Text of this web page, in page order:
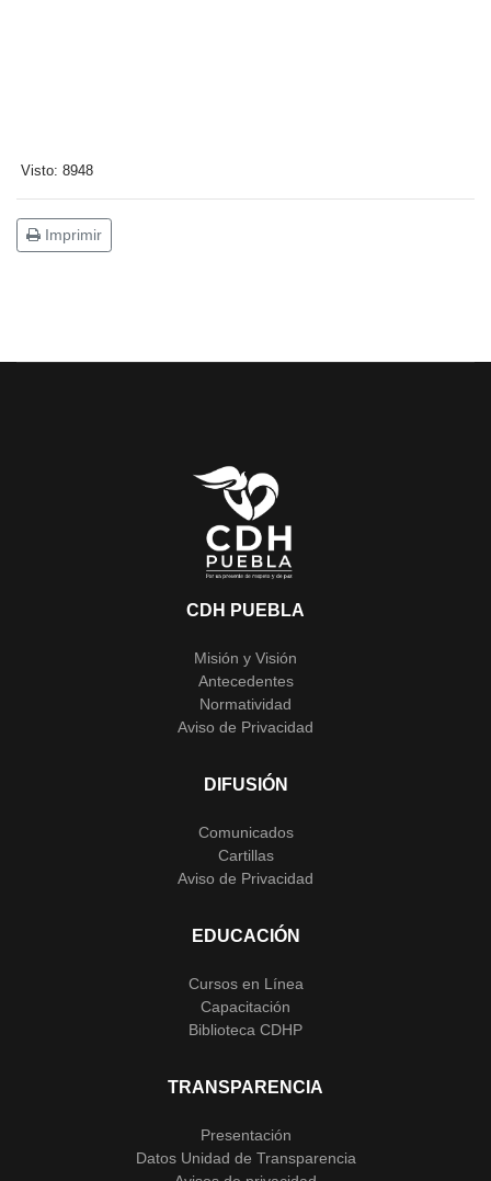
Visto: 8948
Imprimir
CDH PUEBLA
Misión y Visión
Antecedentes
Normatividad
Aviso de Privacidad
DIFUSIÓN
Comunicados
Cartillas
Aviso de Privacidad
EDUCACIÓN
Cursos en Línea
Capacitación
Biblioteca CDHP
TRANSPARENCIA
Presentación
Datos Unidad de Transparencia